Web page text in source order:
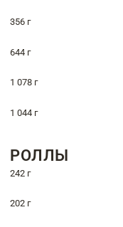
356 г
644 г
1 078 г
1 044 г
РОЛЛЫ
242 г
202 г